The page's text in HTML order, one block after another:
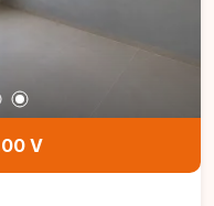
V